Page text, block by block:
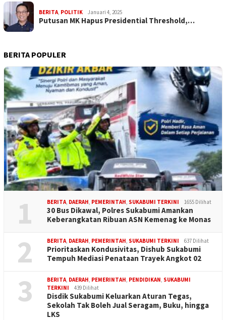
BERITA, POLITIK Januari 4, 2025
Putusan MK Hapus Presidential Threshold,…
BERITA POPULER
1 BERITA, DAERAH, PEMERINTAH, SUKABUMI TERKINI 1655 Dilihat
30 Bus Dikawal, Polres Sukabumi Amankan
Keberangkatan Ribuan ASN Kemenag ke Monas
2 BERITA, DAERAH, PEMERINTAH, SUKABUMI TERKINI 637 Dilihat
Prioritaskan Kondusivitas, Dishub Sukabumi
Tempuh Mediasi Penataan Trayek Angkot 02
3 BERITA, DAERAH, PEMERINTAH, PENDIDIKAN, SUKABUMI
TERKINI
439 Dilihat
Disdik Sukabumi Keluarkan Aturan Tegas,
Sekolah Tak Boleh Jual Seragam, Buku, hingga
LKS